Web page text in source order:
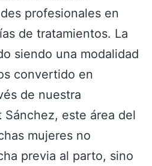
profesionales en
de tratamientos. La
siendo una modalidad
convertido en
de nuestra
este área del
mujeres no
previa al parto, sino